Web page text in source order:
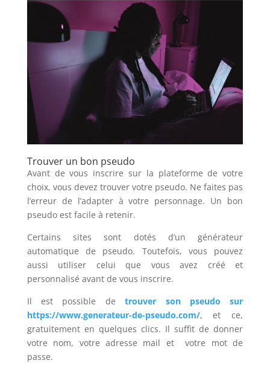
Trouver un bon pseudo
Avant de vous inscrire sur la plateforme de votre
choix, vous devez trouver votre pseudo. Ne faites pas
l’erreur de l’adapter à votre personnage. Un bon
pseudo est facile à retenir.
Certains sites sont dotés d’un générateur
automatique de pseudo. Toutefois, vous pouvez
aussi utiliser celui que vous avez créé et
personnalisé avant de vous inscrire.
Il est possible detrouver son pseudo sur
https://www.generateur-de-pseudo.com/, et ce,
gratuitement en quelques clics. Il suffit de donner
votre nom, votre adresse mail et votre mot de
passe.